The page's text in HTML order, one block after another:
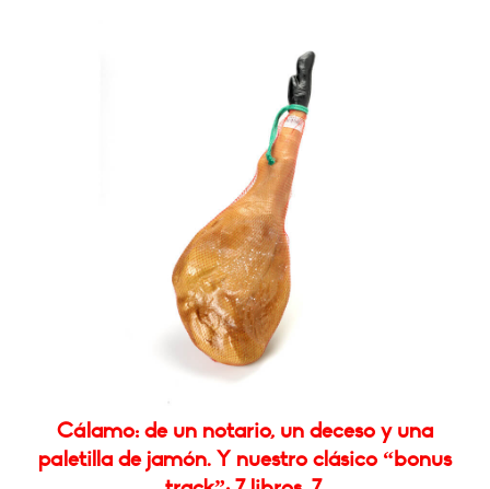
Cálamo: de un notario, un deceso y una
paletilla de jamón. Y nuestro clásico “bonus